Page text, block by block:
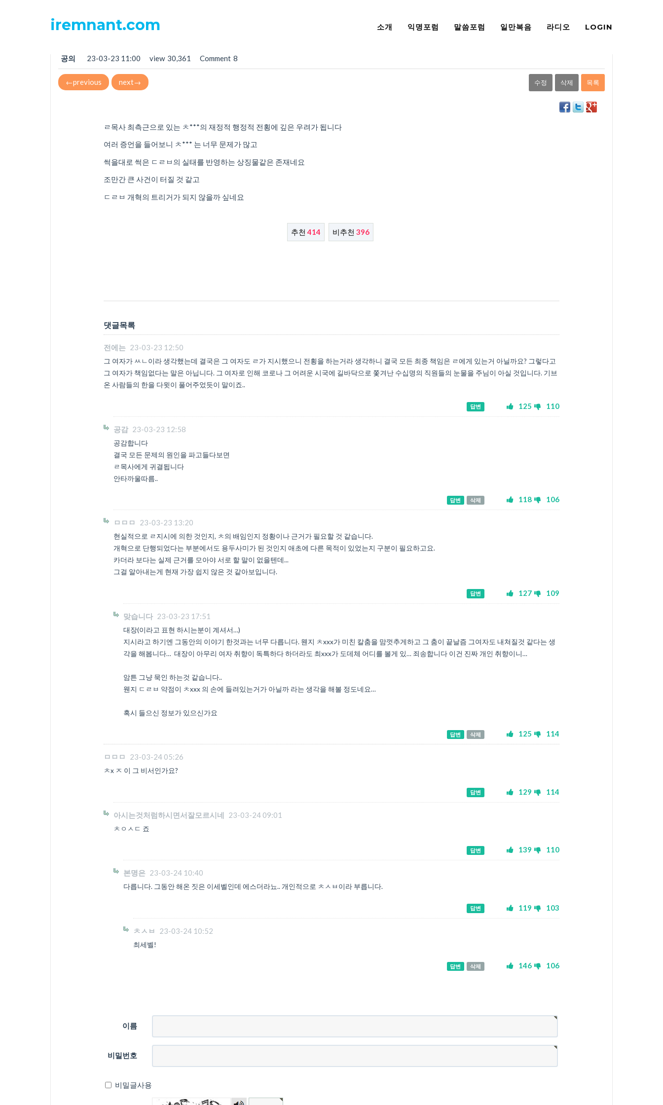
iremnant.com 소개 익명포럼 말씀포럼 일만복음 라디오 LOGIN
ㅊ*** 비서의 전횡
공의 23-03-23 11:00 view 30,361 Comment 8
←previous next→ 수정 삭제 목록
ㄹ목사 최측근으로 있는 ㅊ***의 재정적 행정적 전횡에 깊은 우려가 됩니다
여러 증언을 들어보니 ㅊ*** 는 너무 문제가 많고
썩을대로 썩은 ㄷㄹㅂ의 실태를 반영하는 상징물같은 존재네요
조만간 큰 사건이 터질 것 같고
ㄷㄹㅂ 개혁의 트리거가 되지 않을까 싶네요
추천414 비추천 396
댓글목록
전에는 23-03-23 12:50
그 여자가 ㅆㄴ이라 생각했는데 결국은 그 여자도 ㄹ가 지시했으니 전횡을 하는거라 생각하니 결국 모든 최종 책임은 ㄹ에게 있는거 아닐까요? 그렇다고
그 여자가 책임없다는 말은 아닙니다. 그 여자로 인해 코로나 그 어려운 시국에 길바닥으로 쫓겨난 수십명의 직원들의 눈물을 주님이 아실 것입니다. 기브
온 사람들의 한을 다윗이 풀어주었듯이 말이죠..
125 110
답변
공감 23-03-23 12:58
공감합니다
결국 모든 문제의 원인을 파고들다보면
ㄹ목사에게 귀결됩니다
안타까울따름..
118 106
답변 삭제
ㅁㅁㅁ 23-03-23 13:20
현실적으로 ㄹ지시에 의한 것인지, ㅊ의 배임인지 정황이나 근거가 필요할 것 같습니다.
개혁으로 단행되었다는 부분에서도 용두사미가 된 것인지 애초에 다른 목적이 있었는지 구분이 필요하고요.
카더라 보다는 실제 근거를 모아야 서로 할 말이 없을텐데...
그걸 알아내는게 현재 가장 쉽지 않은 것 같아보입니다.
127 109
답변
맞습니다 23-03-23 17:51
대장(이라고 표현 하시는분이 계셔서…)
지시라고 하기엔 그동안의 이야기 한것과는 너무 다릅니다. 웬지 ㅊxxx가 미친 칼춤을 맘껏추게하고 그 춤이 끝날즘 그여자도 내쳐질것 같다는 생
각을 해봅니다… 대장이 아무리 여자 취향이 독특하다 하더라도 최xxx가 도데체 어디를 볼게 있… 죄송합니다 이건 진짜 개인 취향이니…
암튼 그냥 묵인 하는것 같습니다..
웬지 ㄷㄹㅂ 약점이 ㅊxxx 의 손에 들려있는거가 아닐까 라는 생각을 해볼 정도네요…
혹시 들으신 정보가 있으신가요
125 114
답변 삭제
ㅁㅁㅁ 23-03-24 05:26
ㅊx ㅈ 이 그 비서인가요?
129 114
답변
아시는것처럼하시면서잘모르시네 23-03-24 09:01
ㅊㅇㅅㄷ 죠
139 110
답변
본명은 23-03-24 10:40
다릅니다. 그동안 해온 짓은 이세벨인데 에스더라뇨.. 개인적으로 ㅊㅅㅂ이라 부릅니다.
119 103
답변
ㅊㅅㅂ 23-03-24 10:52
최세벨!
146 106
답변 삭제
이름
비밀번호
비밀글사용
숫자